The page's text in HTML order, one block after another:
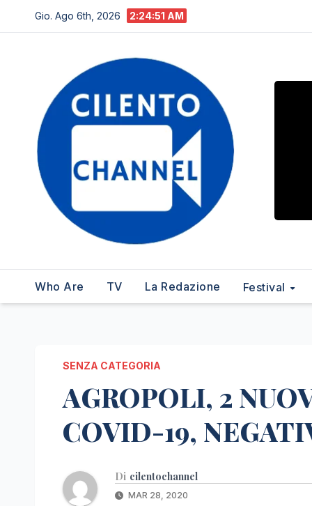
al
Gio. Ago 6th, 2026 2:24:52 AM
Who Are TV La Redazione Festival
SENZA CATEGORIA
AGROPOLI, 2
COVID-19,
Di cilentochannel
MAR 28, 2020